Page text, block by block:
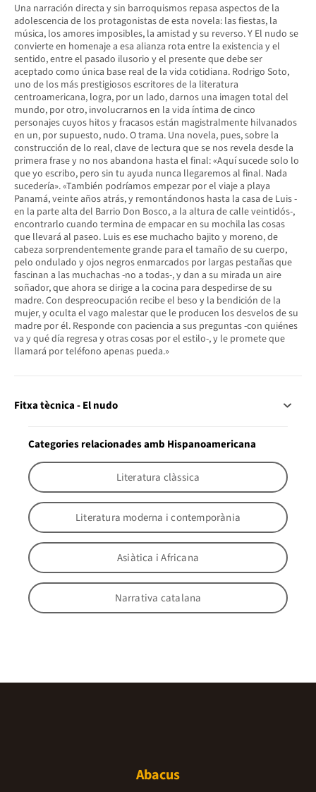
Una narración directa y sin barroquismos repasa aspectos de la
adolescencia de los protagonistas de esta novela: las fiestas, la
música, los amores imposibles, la amistad y su reverso. Y El nudo se
convierte en homenaje a esa alianza rota entre la existencia y el
sentido, entre el pasado ilusorio y el presente que debe ser
aceptado como única base real de la vida cotidiana. Rodrigo Soto,
uno de los más prestigiosos escritores de la literatura
centroamericana, logra, por un lado, darnos una imagen total del
mundo, por otro, involucrarnos en la vida íntima de cinco
personajes cuyos hitos y fracasos están magistralmente hilvanados
en un, por supuesto, nudo. O trama. Una novela, pues, sobre la
construcción de lo real, clave de lectura que se nos revela desde la
primera frase y no nos abandona hasta el final: «Aquí sucede solo lo
que yo escribo, pero sin tu ayuda nunca llegaremos al final. Nada
sucedería». «También podríamos empezar por el viaje a playa
Panamá, veinte años atrás, y remontándonos hasta la casa de Luis -
en la parte alta del Barrio Don Bosco, a la altura de calle veintidós-,
encontrarlo cuando termina de empacar en su mochila las cosas
que llevará al paseo. Luis es ese muchacho bajito y moreno, de
cabeza sorprendentemente grande para el tamaño de su cuerpo,
pelo ondulado y ojos negros enmarcados por largas pestañas que
fascinan a las muchachas -no a todas-, y dan a su mirada un aire
soñador, que ahora se dirige a la cocina para despedirse de su
madre. Con despreocupación recibe el beso y la bendición de la
mujer, y oculta el vago malestar que le producen los desvelos de su
madre por él. Responde con paciencia a sus preguntas -con quiénes
va y qué día regresa y otras cosas por el estilo-, y le promete que
llamará por teléfono apenas pueda.»
Fitxa tècnica - El nudo
Categories relacionades amb Hispanoamericana
Literatura clàssica
Literatura moderna i contemporània
Asiàtica i Africana
Narrativa catalana
Abacus